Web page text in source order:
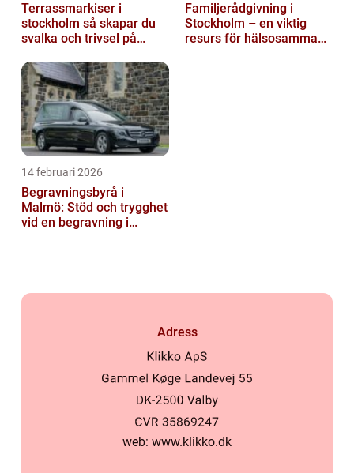
Terrassmarkiser i
stockholm så skapar du
svalka och trivsel på
Familjerådgivning i
Stockholm – en viktig
resurs för hälsosamma
14 februari 2026
Begravningsbyrå i
Malmö: Stöd och trygghet
vid en begravning i
Adress
web: www.klikko.dk